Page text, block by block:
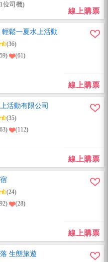
線上購票
位司機)
輕鬆一夏水上活動
(36)
(61)
線上購票
活動有限公司
(35)
(112)
線上購票
(24)
(28)
線上購票
生態旅遊